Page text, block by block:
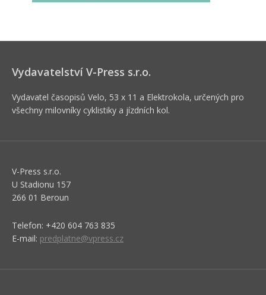
Vydavatelství V-Press s.r.o.
Vydavatel časopisů Velo, 53 x 11 a Elektrokola, určených pro
všechny milovníky cyklistiky a jízdních kol.
V-Press s.r.o.
U Stadionu 157
266 01 Beroun
Telefon: +420 604 763 835
E-mail: predplatne@vpress.cz